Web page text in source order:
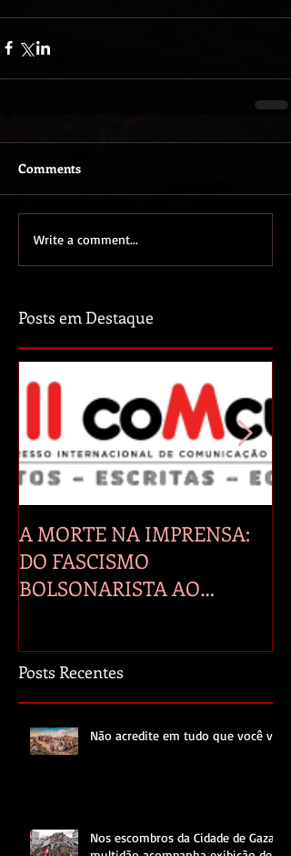
Comments
Write a comment...
Posts em Destaque
A MORTE NA IMPRENSA:
DO FASCISMO
BOLSONARISTA AO
Posts Recentes
Não acredite em tudo que você vê.
Nos escombros da Cidade de Gaza,